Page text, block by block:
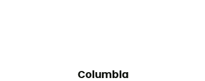
Columbia